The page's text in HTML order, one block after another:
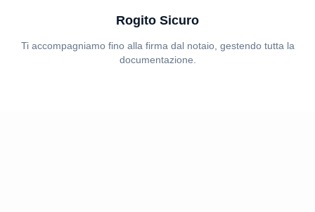
Rogito Sicuro
Ti accompagniamo fino alla firma dal notaio, gestendo tutta la
documentazione.